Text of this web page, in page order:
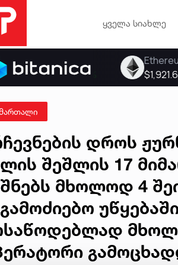
ყველა სიახლე
დროს
შეშლის 17
მხოლოდ 4